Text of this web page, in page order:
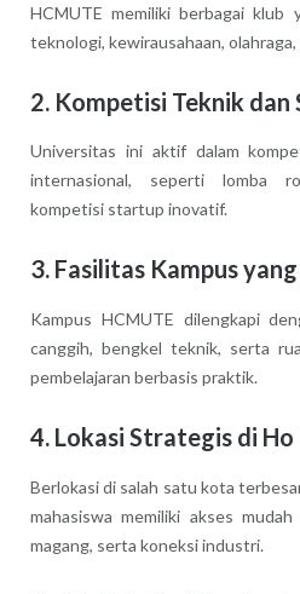
HCMUTE memiliki berbagai klub
teknologi, kewirausahaan,
2. Kompetisi Teknik
Universitas ini aktif dalam
internasional, seperti lomba
kompetisi startup inovatif.
3. Fasilitas Kampus
Kampus HCMUTE dilengkapi
canggih, bengkel teknik, serta
pembelajaran berbasis praktik.
4. Lokasi Strategis di
Berlokasi di salah satu kota
mahasiswa memiliki akses
magang, serta koneksi industri.